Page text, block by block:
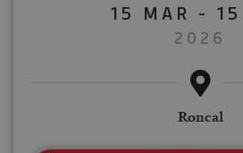
15 MAR - 15
2026
Roncal